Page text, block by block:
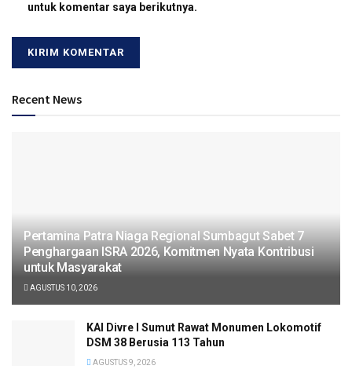
untuk komentar saya berikutnya.
Recent News
Pertamina Patra Niaga Regional Sumbagut Sabet 7
Penghargaan ISRA 2026, Komitmen Nyata Kontribusi
untuk Masyarakat
AGUSTUS 10, 2026
KAI Divre I Sumut Rawat Monumen Lokomotif
DSM 38 Berusia 113 Tahun
AGUSTUS 9, 2026